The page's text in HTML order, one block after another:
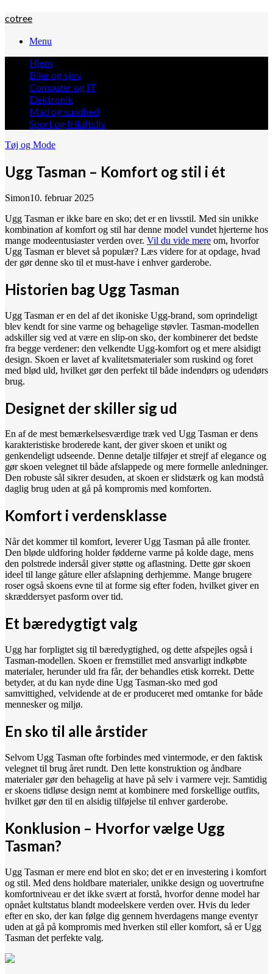
cotree
Menu
Hjem
Biler og sjov
Computer og IT
Elektronik
Mad og sundhed
Sport og friluftsliv
Tøj og Mode
Ugg Tasman – Komfort og stil i ét
Simon10. februar 2025
Ugg Tasman er ikke bare en sko; det er en livsstil. Med sin unikke
kombination af komfort og stil har denne model vundet hjerterne hos
mange modeentusiaster verden over. Vil du vide mere om, hvorfor
Ugg Tasman er blevet så populær? Læs videre for at opdage, hvad
der gør denne sko til et must-have i enhver garderobe.
Historien bag Ugg Tasman
Ugg Tasman er en del af det ikoniske Ugg-brand, som oprindeligt
blev kendt for sine varme og behagelige støvler. Tasman-modellen
adskiller sig ved at være en slip-on sko, der kombinerer det bedste
fra begge verdener: den velkendte Ugg-komfort og et mere alsidigt
design. Skoen er lavet af kvalitetsmaterialer som ruskind og foret
med blød uld, hvilket gør den perfekt til både indendørs og udendørs
brug.
Designet der skiller sig ud
En af de mest bemærkelsesværdige træk ved Ugg Tasman er dens
karakteristiske broderede kant, der giver skoen et unikt og
genkendeligt udseende. Denne detalje tilføjer et strejf af elegance og
gør skoen velegnet til både afslappede og mere formelle anledninger.
Den robuste sål sikrer desuden, at skoen er slidstærk og kan modstå
daglig brug uden at gå på kompromis med komforten.
Komfort i verdensklasse
Når det kommer til komfort, leverer Ugg Tasman på alle fronter.
Den bløde uldforing holder fødderne varme på kolde dage, mens
den polstrede indersål giver støtte og aflastning. Dette gør skoen
ideel til lange gåture eller afslapning derhjemme. Mange brugere
roser også skoens evne til at forme sig efter foden, hvilket giver en
skræddersyet pasform over tid.
Et bæredygtigt valg
Ugg har forpligtet sig til bæredygtighed, og dette afspejles også i
Tasman-modellen. Skoen er fremstillet med ansvarligt indkøbte
materialer, herunder uld fra får, der behandles etisk korrekt. Dette
betyder, at du kan nyde dine Ugg Tasman-sko med god
samvittighed, velvidende at de er produceret med omtanke for både
mennesker og miljø.
En sko til alle årstider
Selvom Ugg Tasman ofte forbindes med vintermode, er den faktisk
velegnet til brug året rundt. Den lette konstruktion og åndbare
materialer gør den behagelig at have på selv i varmere vejr. Samtidig
er skoens tidløse design nemt at kombinere med forskellige outfits,
hvilket gør den til en alsidig tilføjelse til enhver garderobe.
Konklusion – Hvorfor vælge Ugg
Tasman?
Ugg Tasman er mere end blot en sko; det er en investering i komfort
og stil. Med dens holdbare materialer, unikke design og uovertrufne
komfortniveau er det ikke svært at forstå, hvorfor denne model har
opnået kultstatus blandt modeelskere verden over. Hvis du leder
efter en sko, der kan følge dig gennem hverdagens mange eventyr
uden at gå på kompromis med hverken stil eller komfort, så er Ugg
Tasman det perfekte valg.